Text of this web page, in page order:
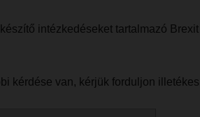
intézkedéseket tartalmazó
kérdése van, kérjük forduljon